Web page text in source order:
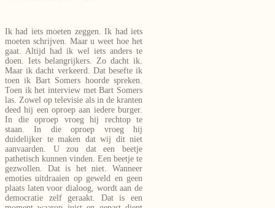
Ik had iets moeten zeggen. Ik had iets
moeten schrijven. Maar u weet hoe het
gaat. Altijd had ik wel iets anders te
doen. Iets belangrijkers. Zo dacht ik.
Maar ik dacht verkeerd. Dat besefte ik
toen ik Bart Somers hoorde spreken.
Toen ik het interview met Bart Somers
las. Zowel op televisie als in de kranten
deed hij een oproep aan iedere burger.
In die oproep vroeg hij rechtop te
staan. In die oproep vroeg hij
duidelijker te maken dat wij dit niet
aanvaarden. U zou dat een beetje
pathetisch kunnen vinden. Een beetje te
gezwollen. Dat is het niet. Wanneer
emoties uitdraaien op geweld en geen
plaats laten voor dialoog, wordt aan de
democratie zelf geraakt. Dat is een